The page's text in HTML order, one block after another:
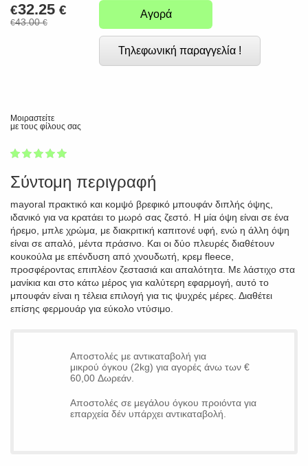
€32.25 €
€43.00€
Αγορά
Τηλεφωνική παραγγελία !
Μοιραστείτε
με τους φίλους σας
1
2
3
4
5
Σύντομη περιγραφή
mayoral πρακτικό και κομψό βρεφικό μπουφάν διπλής όψης,
ιδανικό για να κρατάει το μωρό σας ζεστό. Η μία όψη είναι σε ένα
ήρεμο, μπλε χρώμα, με διακριτική καπιτονέ υφή, ενώ η άλλη όψη
είναι σε απαλό, μέντα πράσινο. Και οι δύο πλευρές διαθέτουν
κουκούλα με επένδυση από χνουδωτή, κρεμ fleece,
προσφέροντας επιπλέον ζεστασιά και απαλότητα. Με λάστιχο στα
μανίκια και στο κάτω μέρος για καλύτερη εφαρμογή, αυτό το
μπουφάν είναι η τέλεια επιλογή για τις ψυχρές μέρες. Διαθέτει
επίσης φερμουάρ για εύκολο ντύσιμο.
Αποστολές με αντικαταβολή για
μικρού όγκου (2kg) για αγορές άνω των €
60,00 Δωρεάν.
Αποστολές σε μεγάλου όγκου προιόντα για
επαρχεία δέν υπάρχει αντικαταβολή.